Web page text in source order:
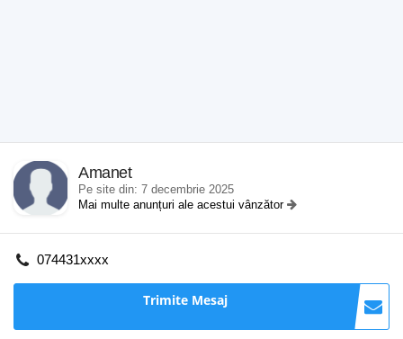
Amanet
Pe site din: 7 decembrie 2025
Mai multe anunțuri ale acestui vânzător
074431xxxx
Trimite Mesaj